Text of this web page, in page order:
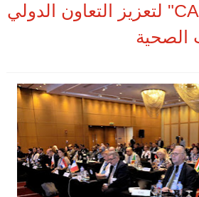
لبرنامج "CAPSCA" لتعزيز التعاون الدولي
الصحية